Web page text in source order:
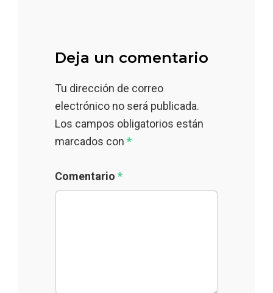
Deja un comentario
Tu dirección de correo
electrónico no será publicada.
Los campos obligatorios están
marcados con *
Comentario *